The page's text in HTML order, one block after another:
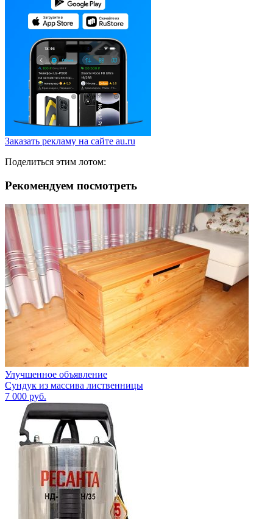
Заказать рекламу на сайте au.ru
Поделиться этим лотом:
Рекомендуем посмотреть
Улучшенное объявление
Сундук из массива лиственницы
7 000 руб.